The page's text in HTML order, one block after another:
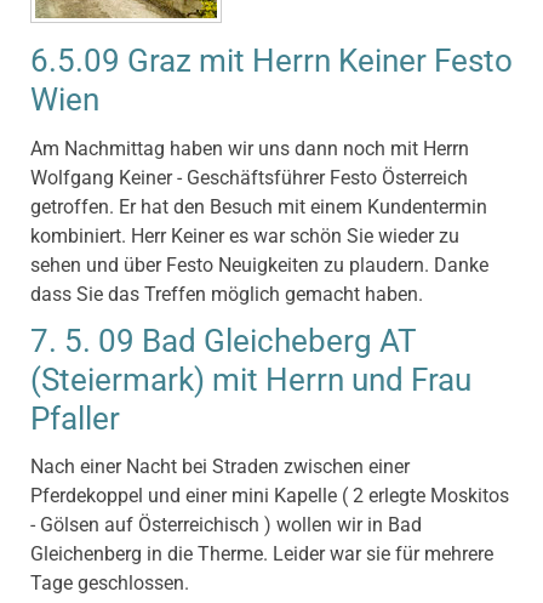
6.5.09 Graz mit Herrn Keiner Festo
Wien
Am Nachmittag haben wir uns dann noch mit Herrn
Wolfgang Keiner - Geschäftsführer Festo Österreich
getroffen. Er hat den Besuch mit einem Kundentermin
kombiniert. Herr Keiner es war schön Sie wieder zu
sehen und über Festo Neuigkeiten zu plaudern. Danke
dass Sie das Treffen möglich gemacht haben.
7. 5. 09 Bad Gleicheberg AT
(Steiermark) mit Herrn und Frau
Pfaller
Nach einer Nacht bei Straden zwischen einer
Pferdekoppel und einer mini Kapelle ( 2 erlegte Moskitos
- Gölsen auf Österreichisch ) wollen wir in Bad
Gleichenberg in die Therme. Leider war sie für mehrere
Tage geschlossen.